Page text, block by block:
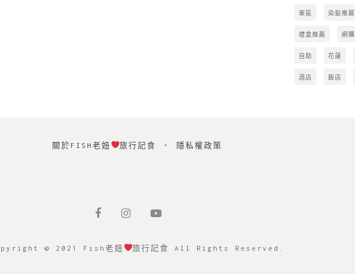
東區 染髮推薦
禮盒推薦 網購
自助 花蓮
酒店 飯店
關於FISH老妞 旅行記食 ‧ 隱私權政策
© 2021 Fish老妞 旅行記食 All Rights Reserved.